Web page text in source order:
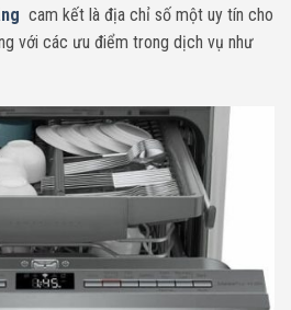
cam kết là địa chỉ số một uy tín cho
với các ưu điểm trong dịch vụ như